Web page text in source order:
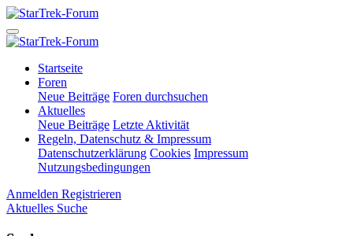
Startseite
Foren
Neue Beiträge Foren durchsuchen
Aktuelles
Neue Beiträge Letzte Aktivität
Regeln, Datenschutz & Impressum
Datenschutzerklärung Cookies Impressum
Nutzungsbedingungen
Anmelden Registrieren
Aktuelles Suche